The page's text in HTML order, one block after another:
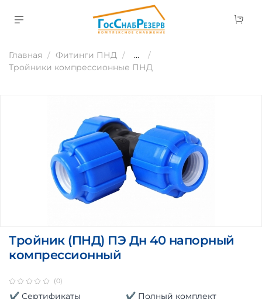
Главная Фитинги ПНД
...
Тройники компрессионные ПНД
(0)
Тройник (ПНД) ПЭ Дн 40 напорный
компрессионный
✔ Сертификаты
✔ Полный комплект